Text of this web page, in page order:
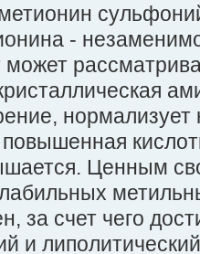
-
Ценным
за счет чего
и